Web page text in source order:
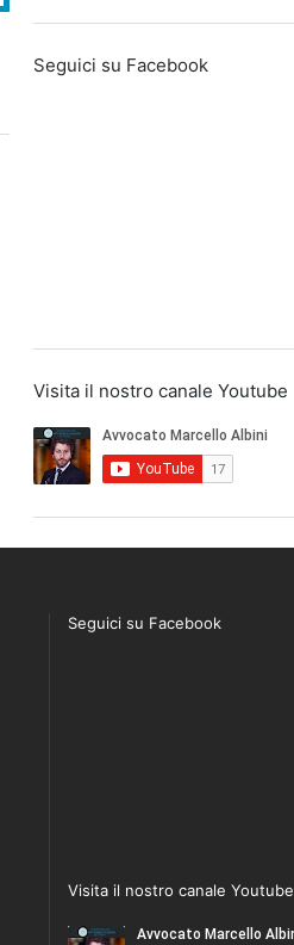
Seguici su Facebook
Visita il nostro canale Youtube
Seguici su Facebook
Visita il nostro canale Youtube